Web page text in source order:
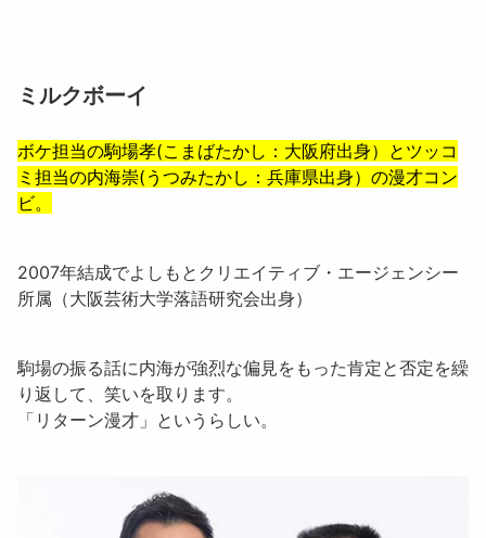
ミルクボーイ
ボケ担当の駒場孝(こまばたかし：大阪府出身）とツッコ
ミ担当の内海崇(うつみたかし：兵庫県出身）の漫才コン
ビ。
2007年結成でよしもとクリエイティブ・エージェンシー
所属（大阪芸術大学落語研究会出身）
駒場の振る話に内海が強烈な偏見をもった肯定と否定を繰
り返して、笑いを取ります。
「リターン漫才」というらしい。